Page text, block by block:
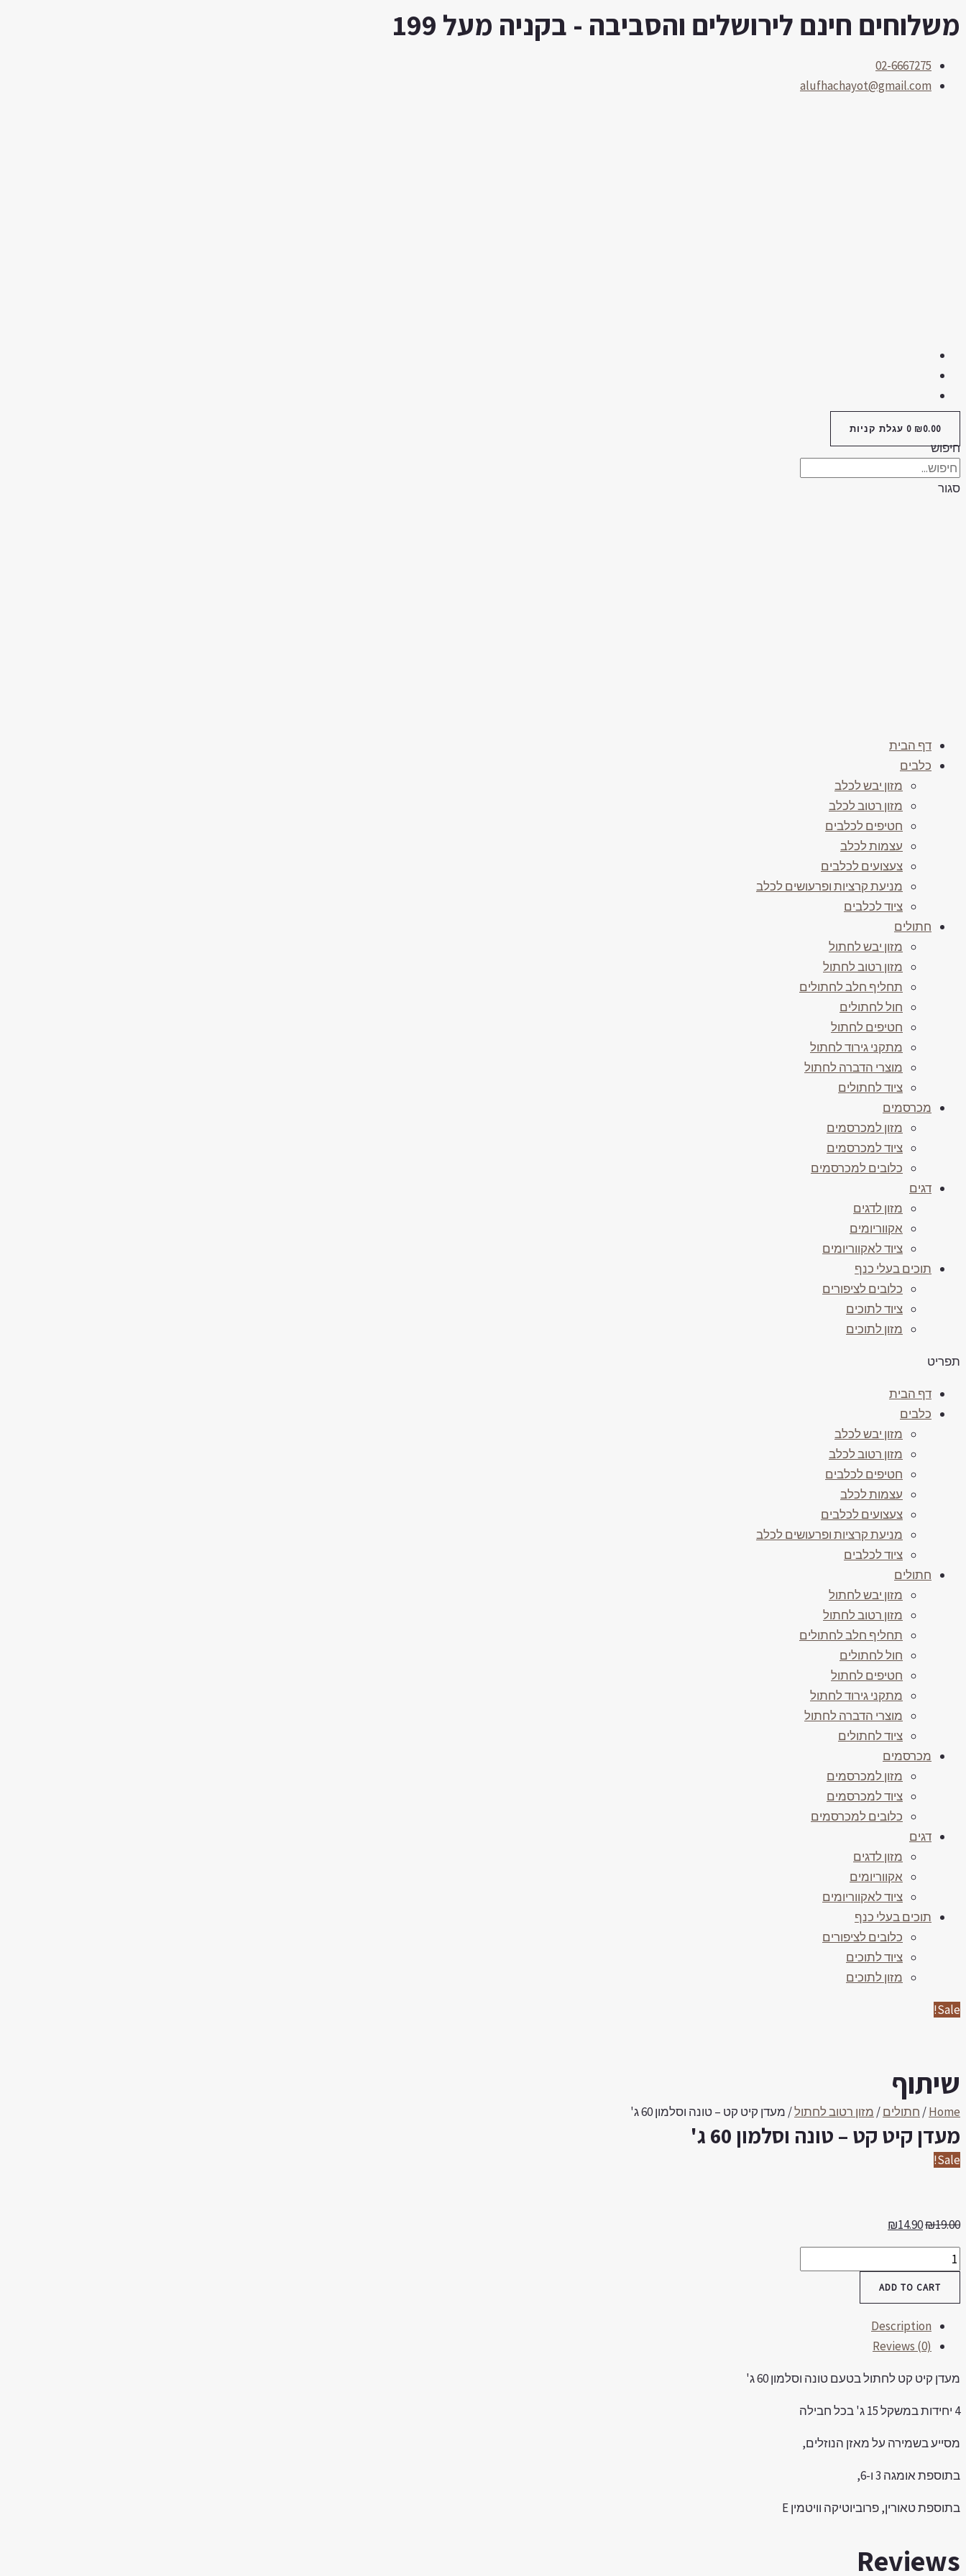
דילוג
לתוכן
משלוחים חינם לירושלים והסביבה - בקניה מעל 199
02-6667275
alufhachayot@gmail.com
₪0.00
0 עגלת קניות
חיפוש
סגור
דף הבית
כלבים
מזון יבש לכלב
מזון רטוב לכלב
חטיפים לכלבים
עצמות לכלב
צעצועים לכלבים
מניעת קרציות ופרעושים לכלב
ציוד לכלבים
חתולים
מזון יבש לחתול
מזון רטוב לחתול
תחליף חלב לחתולים
חול לחתולים
חטיפים לחתול
מתקני גירוד לחתול
מוצרי הדברה לחתול
ציוד לחתולים
מכרסמים
מזון למכרסמים
ציוד למכרסמים
כלובים למכרסמים
דגים
מזון לדגים
אקווריומים
ציוד לאקווריומים
תוכים בעלי כנף
כלובים לציפורים
ציוד לתוכים
מזון לתוכים
תפריט
דף הבית
כלבים
מזון יבש לכלב
מזון רטוב לכלב
חטיפים לכלבים
עצמות לכלב
צעצועים לכלבים
מניעת קרציות ופרעושים לכלב
ציוד לכלבים
חתולים
מזון יבש לחתול
מזון רטוב לחתול
תחליף חלב לחתולים
חול לחתולים
חטיפים לחתול
מתקני גירוד לחתול
מוצרי הדברה לחתול
ציוד לחתולים
מכרסמים
מזון למכרסמים
ציוד למכרסמים
כלובים למכרסמים
דגים
מזון לדגים
אקווריומים
ציוד לאקווריומים
תוכים בעלי כנף
כלובים לציפורים
ציוד לתוכים
מזון לתוכים
Sale!
שיתוף
Home
/ חתולים/ מזון רטוב לחתול/ מעדן קיט קט – טונה וסלמון 60 ג'
מעדן קיט קט – טונה וסלמון 60 ג'
Sale!
₪19.00
₪14.90
מעדן
קיט
וסלמון
60
quantity
ADD TO CART
Description
Reviews (0)
מעדן קיט קט לחתול בטעם טונה וסלמון 60 ג'
4 יחידות במשקל 15 ג' בכל חבילה
מסייע בשמירה על מאזן הנוזלים,
בתוספת אומגה 3 ו-6,
בתוספת טאורין, פרוביוטיקה וויטמין E
Reviews